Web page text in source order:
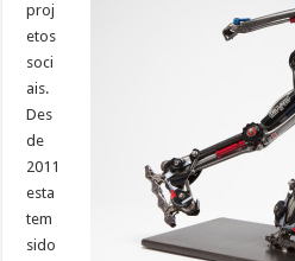
proj
etos
soci
ais.
Des
de
2011
esta
tem
sido